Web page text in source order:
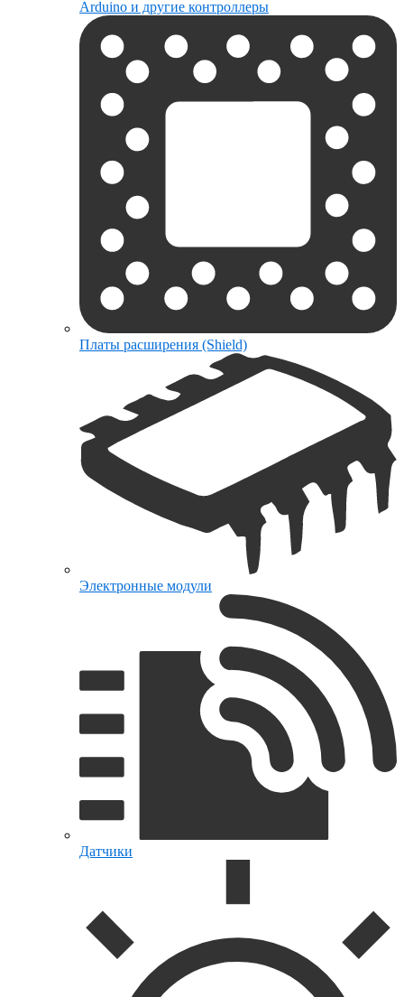
Arduino и другие контроллеры
Платы расширения (Shield)
Электронные модули
Датчики